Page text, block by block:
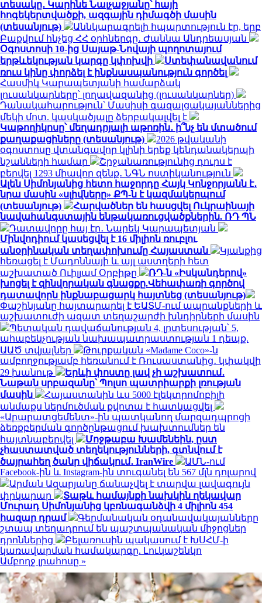
տեսակը․ Կարինե Նալչաջյանը՝ հայի
հոգեկերտվածքի, ազգային դիմագծի մասին
(տեսանյութ)
Աննկարագրելի հպարտություն էր, երբ
Բաքվում հնչեց ՀՀ օրհներգը․ Ժաննա Անդրեասյան
Օգոստոսի 10-ից Սայաթ-Նովայի պողոտայում
երթևեկության կարգը կփոխվի
Ստեփանավանում
ռուս կինը փորձել է ինքնասպանություն գործել
Հասմիկ Կարապետյանի համարձակ
լուսանկարները՝ լողավազանից (լուսանկարներ)
Դանակահարություն՝ Մասիսի գազալցակայաններից
մեկի մոտ. կասկածյալը ձերբակալվել է
Կաթողիկոսը՝ մեղադրյալի աթոռին․ ի՞նչ են մտածում
քաղաքացիները (տեսանյութ)
2026 թվականի
օգոստոսը վտանգավոր կլինի երեք կենդանակերպի
նշանների համար
Շրջանառությունից դուրս է
բերվել 1293 միավոր զենք․ ՆԳՆ ոստիկանություն
Ալեն Սիմոնյանից հետո հաջորդը Հայկ Կոնջորյանն է․
նրա մասին «սլիվները» ՔՊ-ն է կազմակերպում
(տեսանյութ)
Հարվածներ են հասցվել Ուկրաինայի
նավահանգստային ենթակառուցվածքներին. ՌԴ ՊՆ
Դատավորը հայ էր․ Նարեկ Կարապետյան
Մինվոդիում կասեցվել է 16 միլիոն ռուբլու
անօրինական տեղափոխումը Հայաստան
Կյանքից
հեռացել է Մադոննայի և այլ աստղերի հետ
աշխատած Ուիլյամ Օրբիթը
ՌԴ-ն «Իսկանդերով»
խոցել է զինվորական գնացքը.Վեհափառի գործով
դատավորն ինքնաբացարկ հայտնեց (տեսանյութ)
Փաշինյանը հայտարարել է ԵԱՏՄ-ում ապրանքների և
աշխատուժի ազատ տեղաշարժի խնդիրների մասին
Պետական դավաճանության 4, լրտեսության՝ 5,
ահաբեկչության նախապատրաստության 1 դեպք.
ԱԱԾ տվյալներ
Թուրքական «Madame Coco»-ն
ամբողջությամբ հեռանում է Ռուսաստանից․ կփակվի
29 խանութ
Երևի փոստը լավ չի աշխատում․
Նաթան սրբազանը՝ Պոլսո պատրիարքի լռության
մասին
Հայաստանին ևս 5000 էլեկտրոմոբիլի
անմաքս ներմուծման քվոտա է հատկացվել
«Արարատցեմենտ»-ին պատկանող մարզադպրոցի
ձեռքբերման գործընթացում խախտումներ են
հայտնաբերվել
Մոջթաբա Խամենեին, ըստ
չհաստատված տեղեկությունների, գտնվում է
ծայրահեղ ծանր վիճակում․ IranWire
ԱՄՆ-ում
Facebook-ին և Instagram-ին տուգանել են 567 մլն դոլարով
Արման Ազարյանը ճանաչվել է տարվա լավագույն
փրկարար
Տաթև համայնքի նախկին ղեկավար
Մուրադ Սիմոնյանից կբռնագանձվի 4 միլիոն 454
հազար դրամ
Գերմանական օդանավակայանները
շտապ տեղադրում են պաշտպանական միջոցներ
դրոններից
Բելառուսին պակասում է ԽՍՀՄ-ի
կառավարման համակարգը. Լուկաշենկո
Ամբողջ լրահոսը »